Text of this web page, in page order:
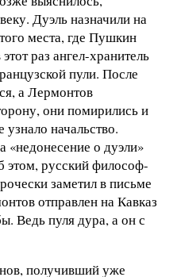
Дуэль назначили на
места, где Пушкин
раз ангел-хранитель
пули. После
а Лермонтов
они помирились и
начальство.
«недонесение о дуэли»
этом, русский философ-
заметил в письме
отправлен на Кавказ
Ведь пуля дура, а он с
получивший уже